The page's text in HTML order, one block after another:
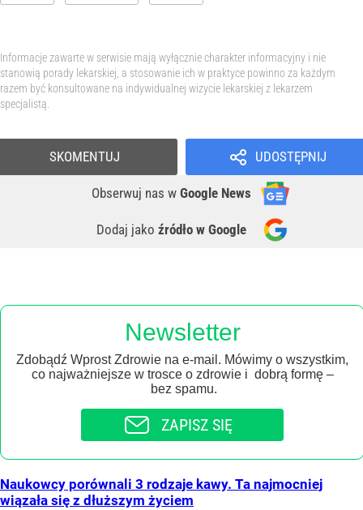
Informacje zawarte w serwisie mają wyłącznie charakter informacyjny i nie
stanowią porady lekarskiej, a stosowanie ich w praktyce powinno za każdym
razem być konsultowane na indywidualnej wizycie lekarskiej z lekarzem
specjalistą.
UDOSTĘPNIJ
Obserwuj nas w Google News
Dodaj jako źródło w Google
SKOMENTUJ
Newsletter
Zdobądź Wprost Zdrowie na e-mail. Mówimy o wszystkim,
co najważniejsze w trosce o zdrowie i dobrą formę –
bez spamu.
ZAPISZ SIĘ
Naukowcy porównali 3 rodzaje kawy. Ta najmocniej
wiązała się z dłuższym życiem